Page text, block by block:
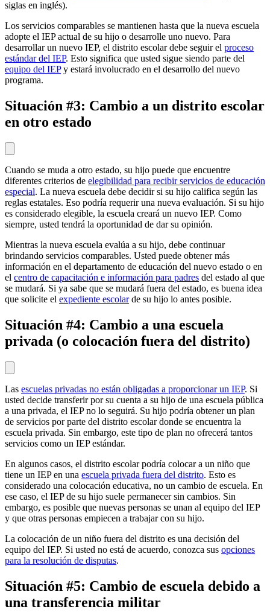
siglas en inglés).
Los servicios comparables se mantienen hasta que la nueva escuela
adopte el IEP actual de su hijo o desarrolle uno nuevo. Para
desarrollar un nuevo IEP, el distrito escolar debe seguir el proceso
estándar del IEP. Esto significa que usted sigue siendo parte del
equipo del IEPy estará involucrado en el desarrollo del nuevo
programa.
Situación #3: Cambio a un distrito escolar
en otro estado
Cuando se muda a otro estado, su hijo puede que encuentre
diferentes criterios de elegibilidad para recibir servicios de educación
especial. La nueva escuela debe decidir si su hijo califica según las
reglas estatales. Eso podría requerir una nueva evaluación. Si su hijo
es considerado elegible, la escuela creará un nuevo IEP. Como
siempre, usted tendrá la oportunidad de dar su opinión.
Mientras la nueva escuela evalúa a su hijo, debe continuar
brindando servicios comparables. Usted puede obtener más
información en el departamento de educación del nuevo estado o en
el centro de capacitación e información para padres del estado al que
se mudará. Si ya sabe que se mudará fuera del estado, es buena idea
que solicite el expediente escolarde su hijo lo antes posible.
Situación #4: Cambio a una escuela
privada (o colocación fuera del distrito)
Las escuelas privadas no están obligadas a proporcionar un IEP. Si
usted decide transferir por su cuenta a su hijo de una escuela pública
a una privada, el IEP no lo seguirá. Su hijo podría obtener un plan
de servicios por parte del distrito escolar donde se encuentra la
escuela privada. Sin embargo, este tipo de plan no ofrecerá tantos
servicios como un IEP estándar.
En algunos casos, el distrito escolar podría colocar a un niño que
tiene un IEP en una escuela privada fuera del distrito. Esto es
considerado una colocación educativa, no un cambio de escuela. En
ese caso, el IEP de su hijo suele permanecer sin cambios. Sin
embargo, es posible que nuevas personas se unan al equipo del IEP
y que otras personas empiecen a trabajar con su hijo.
La colocación de un niño fuera del distrito es una decisión del
equipo del IEP. Si usted no está de acuerdo, conozca sus opciones
para la resolución de disputas.
Situación #5: Cambio de escuela debido a
una transferencia militar